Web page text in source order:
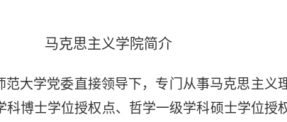
马克思主义学院简介
范大学党委直接领导下，专门从事马克思主义
科博士学位授权点、 哲学一级学科硕士学位授